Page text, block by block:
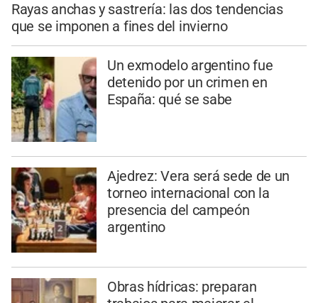
Rayas anchas y sastrería: las dos tendencias
que se imponen a fines del invierno
Un exmodelo argentino fue
detenido por un crimen en
España: qué se sabe
Ajedrez: Vera será sede de un
torneo internacional con la
presencia del campeón
argentino
Obras hídricas: preparan